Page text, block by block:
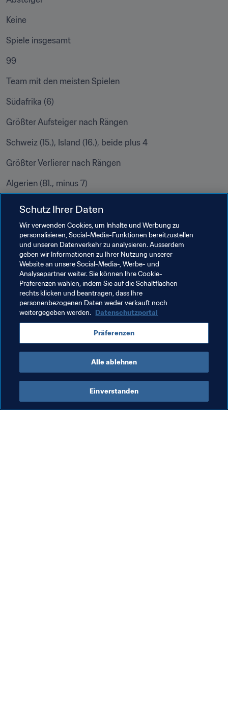
Keine
Spiele insgesamt
99
Team mit den meisten Spielen
Südafrika (6)
Größter Aufsteiger nach Rängen
Schweiz (15.), Island (16.), beide plus 4
Größter Verlierer nach Rängen
Algerien (81., minus 7)
Neu rangiertes Team
Bulgarien
Teams, die mangels Spielen nicht mehr klassiert sind
Argentinien, Guam, Pakistan, Afghanistan, Bhutan
Verwandte Themen
Weltrangliste (Frauen) FIFA-Weltrangliste
CAF UEFA Iceland Kenya Switzerland
Schutz Ihrer Daten
Wir verwenden Cookies, um Inhalte und Werbung zu
personalisieren, Social-Media-Funktionen bereitzustellen
und unseren Datenverkehr zu analysieren. Ausserdem
geben wir Informationen zu Ihrer Nutzung unserer
Website an unsere Social-Media-, Werbe- und
Analysepartner weiter. Sie können Ihre Cookie-
Präferenzen wählen, indem Sie auf die Schaltflächen
rechts klicken und beantragen, dass Ihre
personenbezogenen Daten weder verkauft noch
weitergegeben werden. Datenschutzportal
Präferenzen
Alle ablehnen
Einverstanden